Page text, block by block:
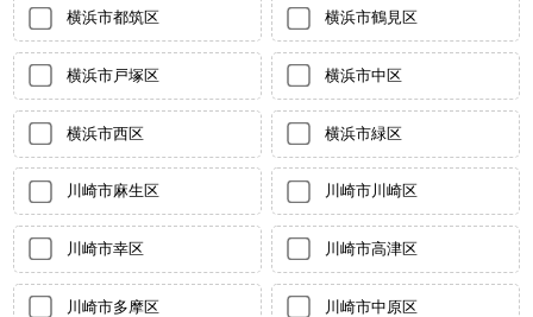
横浜市都筑区 横浜市鶴見区
横浜市戸塚区 横浜市中区
横浜市西区 横浜市緑区
川崎市麻生区 川崎市川崎区
川崎市幸区 川崎市高津区
川崎市多摩区 川崎市中原区